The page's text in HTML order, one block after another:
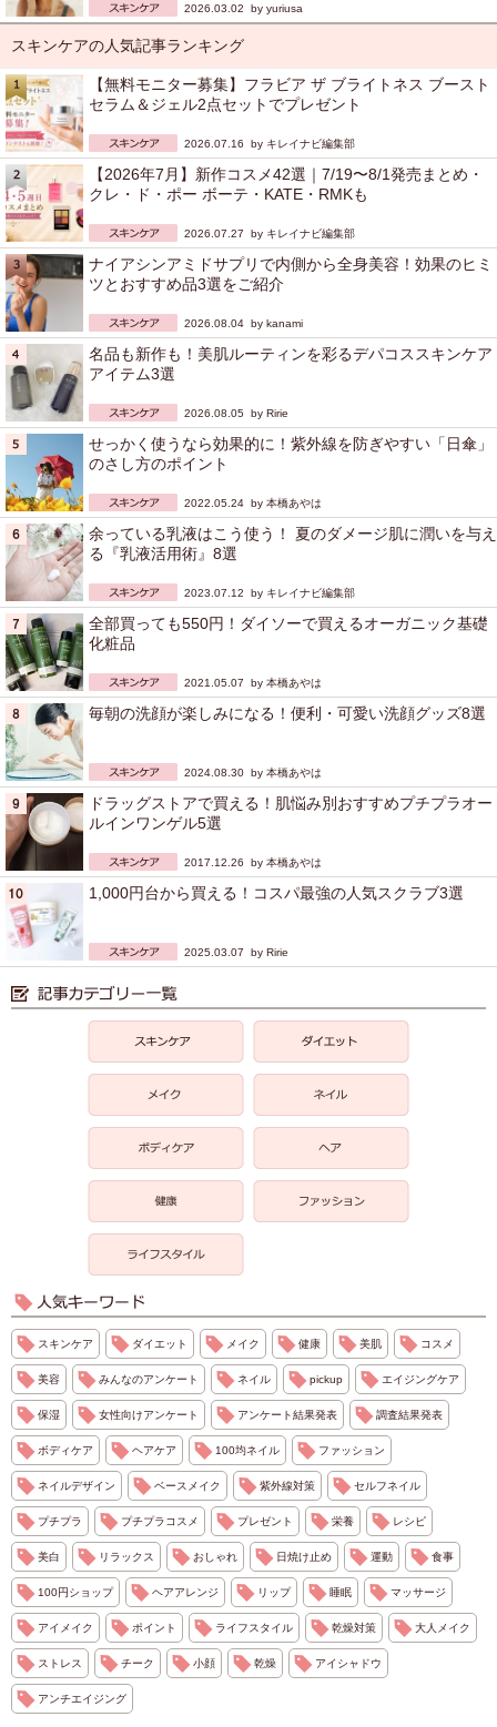
2026.03.02 by yuriusa
スキンケアの人気記事ランキング
【無料モニター募集】フラビア ザ ブライトネス ブースト
セラム＆ジェル2点セットでプレゼント
2026.07.16 by キレイナビ編集部
【2026年7月】新作コスメ42選｜7/19〜8/1発売まとめ・
クレ・ド・ポー ボーテ・KATE・RMKも
2026.07.27 by キレイナビ編集部
ナイアシンアミドサプリで内側から全身美容！効果のヒミ
ツとおすすめ品3選をご紹介
2026.08.04 by kanami
名品も新作も！美肌ルーティンを彩るデパコススキンケア
アイテム3選
2026.08.05 by Ririe
せっかく使うなら効果的に！紫外線を防ぎやすい「日傘」
のさし方のポイント
2022.05.24 by 本橋あやは
余っている乳液はこう使う！ 夏のダメージ肌に潤いを与え
る『乳液活用術』8選
2023.07.12 by キレイナビ編集部
全部買っても550円！ダイソーで買えるオーガニック基礎
化粧品
2021.05.07 by 本橋あやは
毎朝の洗顔が楽しみになる！便利・可愛い洗顔グッズ8選
2024.08.30 by 本橋あやは
ドラッグストアで買える！肌悩み別おすすめプチプラオー
ルインワンゲル5選
2017.12.26 by 本橋あやは
1,000円台から買える！コスパ最強の人気スクラブ3選
2025.03.07 by Ririe
スキンケア ダイエット メイク 健康 美肌 コスメ
美容 みんなのアンケート ネイル pickup エイジングケア
保湿 女性向けアンケート アンケート結果発表 調査結果発表
ボディケア ヘアケア 100均ネイル ファッション
ネイルデザイン ベースメイク 紫外線対策 セルフネイル
プチプラ プチプラコスメ プレゼント 栄養 レシピ
美白 リラックス おしゃれ 日焼け止め 運動 食事
100円ショップ ヘアアレンジ リップ 睡眠 マッサージ
アイメイク ポイント ライフスタイル 乾燥対策 大人メイク
ストレス チーク 小顔 乾燥 アイシャドウ
アンチエイジング